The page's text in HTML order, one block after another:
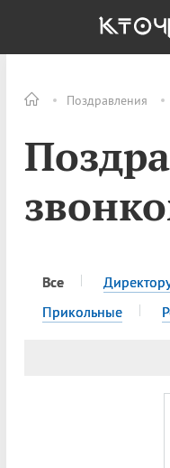
Поздравления
Все
Прикольные